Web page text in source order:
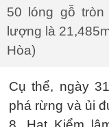
50 lóng gỗ
lượng là
Hòa)
Cụ thể, ngày
phá rừng và ủi